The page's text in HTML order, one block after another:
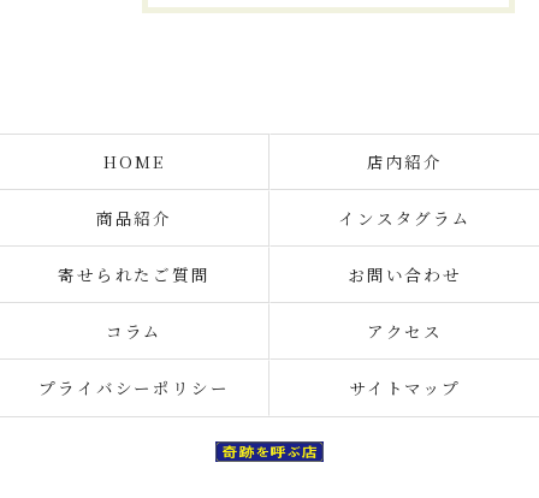
HOME 店内紹介
商品紹介 インスタグラム
寄せられたご質問 お問い合わせ
コラム アクセス
プライバシーポリシー サイトマップ